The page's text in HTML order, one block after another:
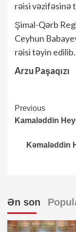
rəisi vəzifəsinə
Şimal-Qərb
Ceyhun
rəisi təyin edilib.
Arzu Paşaqızı
Continue
Reading
Previous
Kamaləddin
Kəmaləddin
Ən son